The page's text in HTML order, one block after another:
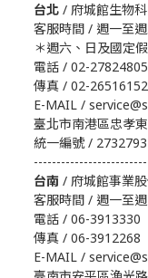
台北 / 府城館生物
客服時間 / 週一至
＊週六、日及國定
電話 / 02-27824805
傳真 / 02-26516152
E-MAIL /
臺北市南港區忠孝
統一編號 /
台南 / 府城館事業
客服時間 / 週一至
電話 / 06-3913330
傳真 / 06-3912268
E-MAIL /